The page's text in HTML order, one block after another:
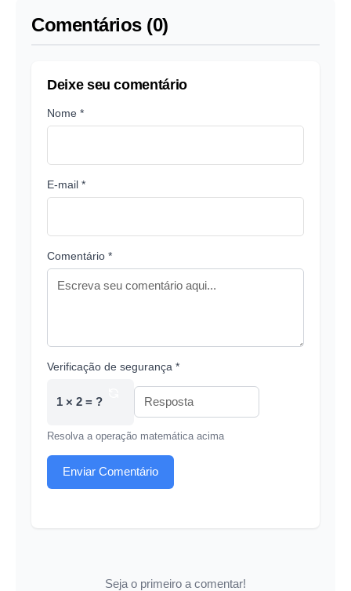
Comentários (0)
Deixe seu comentário
Nome *
E-mail *
Comentário *
Verificação de segurança *
1 × 2 = ?
Resolva a operação matemática acima
Enviar Comentário
Seja o primeiro a comentar!